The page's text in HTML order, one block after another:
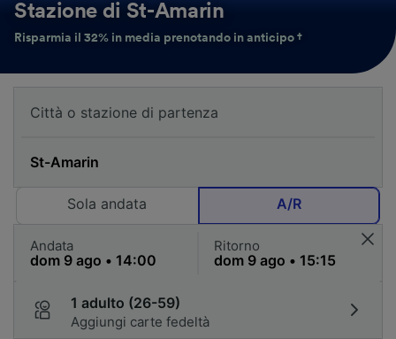
Stazione di St-Amarin
Risparmia il 32% in media prenotando in anticipo †
Sola andata A/R
Andata Ritorno
1 adulto (26-59)
Aggiungi carte fedeltà